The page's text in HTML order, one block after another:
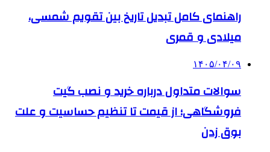
راهنمای کامل تبدیل تاریخ بین تقویم شمسی،
میلادی و قمری
۱۴۰۵/۰۴/۰۹
سوالات متداول درباره خرید و نصب گیت
فروشگاهی؛ از قیمت تا تنظیم حساسیت و علت
بوق زدن